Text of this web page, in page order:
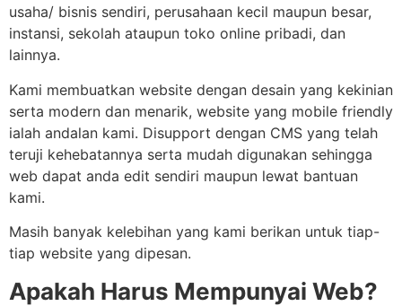
usaha/ bisnis sendiri, perusahaan kecil maupun besar,
instansi, sekolah ataupun toko online pribadi, dan
lainnya.
Kami membuatkan website dengan desain yang kekinian
serta modern dan menarik, website yang mobile friendly
ialah andalan kami. Disupport dengan CMS yang telah
teruji kehebatannya serta mudah digunakan sehingga
web dapat anda edit sendiri maupun lewat bantuan
kami.
Masih banyak kelebihan yang kami berikan untuk tiap-
tiap website yang dipesan.
Apakah Harus Mempunyai Web?